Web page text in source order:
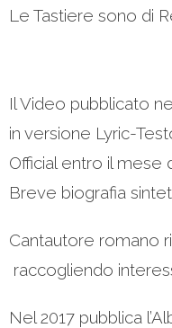
Le Tastiere sono di
Il Video pubblicato
in versione Lyric-
Official entro il mese
Breve biografia
Cantautore romano
raccogliendo
Nel 2017 pubblica